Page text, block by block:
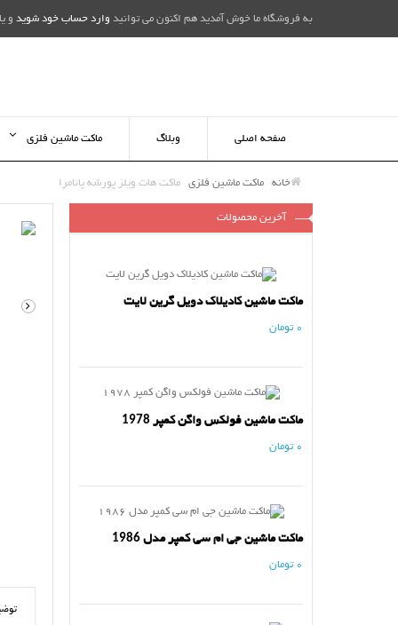
به فروشگاه ما خوش آمدید هم اکنون می توانید وارد حساب خود شوید و یا
صفحه اصلی وبلاگ ماکت ماشین فلزی
خانه ماکت ماشین فلزی ماکت هات ویلز پورشه پانامرا
آخرین محصولات
ماکت ماشین کادیلاک دویل گرین لایت
0 تومان
ماکت ماشین فولکس واگن کمپر 1978
0 تومان
ماکت ماشین جی ام سی کمپر مدل 1986
0 تومان